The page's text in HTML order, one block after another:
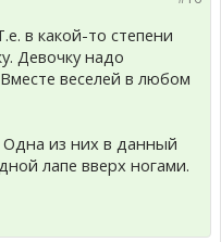
в какой-то степени
Девочку надо
веселей в любом
Одна из них в данный
лапе вверх ногами.